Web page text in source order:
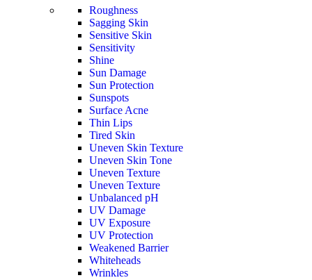
Roughness
Sagging Skin
Sensitive Skin
Sensitivity
Shine
Sun Damage
Sun Protection
Sunspots
Surface Acne
Thin Lips
Tired Skin
Uneven Skin Texture
Uneven Skin Tone
Uneven Texture
Uneven Texture
Unbalanced pH
UV Damage
UV Exposure
UV Protection
Weakened Barrier
Whiteheads
Wrinkles